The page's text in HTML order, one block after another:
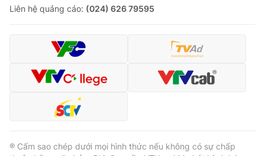
Liên hệ quảng cáo: (024) 626 79595
® Cấm sao chép dưới mọi hình thức nếu không có sự chấp